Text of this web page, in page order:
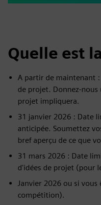
Quelle est
A partir de maintenant
de projet. Donnez-
projet impliquera.
31 janvier 2026 : Date
anticipée. Soumettez
bref aperçu de ce que
31 mars 2026 : Date
d'idées de projet (pour
Janvier 2026 ou si vous
compétition).